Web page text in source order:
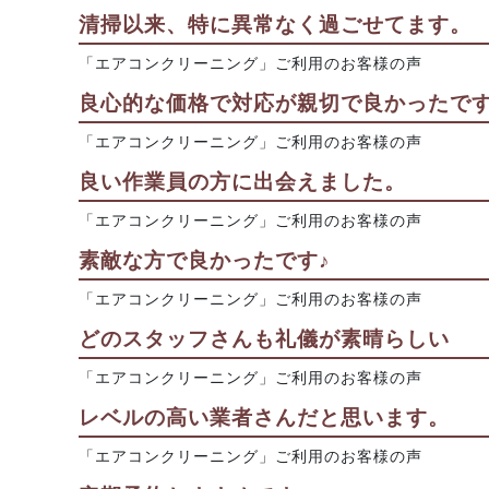
清掃以来、特に異常なく過ごせてます。
「エアコンクリーニング」ご利用のお客様の声
良心的な価格で対応が親切で良かったで
「エアコンクリーニング」ご利用のお客様の声
良い作業員の方に出会えました。
「エアコンクリーニング」ご利用のお客様の声
素敵な方で良かったです♪
「エアコンクリーニング」ご利用のお客様の声
どのスタッフさんも礼儀が素晴らしい
「エアコンクリーニング」ご利用のお客様の声
レベルの高い業者さんだと思います。
「エアコンクリーニング」ご利用のお客様の声